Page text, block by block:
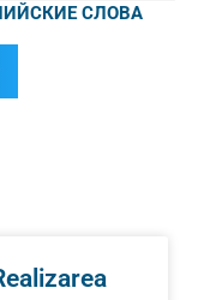
СЛОВА